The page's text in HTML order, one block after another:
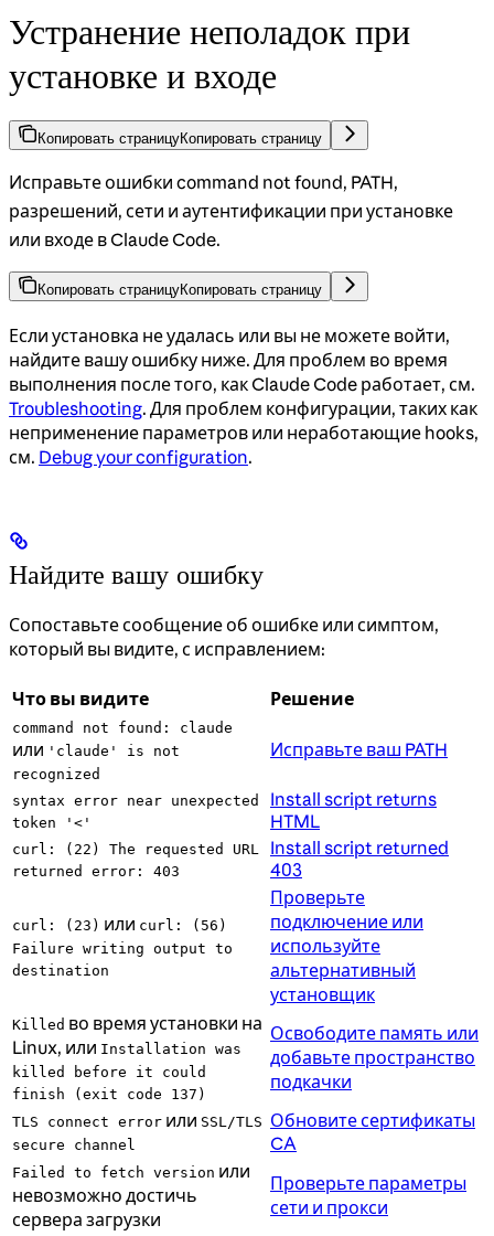
Устранение неполадок при
установке и входе
Копировать страницуКопировать страницу
Исправьте ошибки command not found, PATH,
разрешений, сети и аутентификации при установке
или входе в Claude Code.
Копировать страницуКопировать страницу
Если установка не удалась или вы не можете войти,
найдите вашу ошибку ниже. Для проблем во время
выполнения после того, как Claude Code работает, см.
Troubleshooting. Для проблем конфигурации, таких как
неприменение параметров или неработающие hooks,
см. Debug your configuration.
Найдите вашу ошибку
Сопоставьте сообщение об ошибке или симптом,
который вы видите, с исправлением:
Что вы видите Решение
command not found: claude
или 'claude' is not
recognized
Исправьте ваш PATH
syntax error near unexpected
token '<'
Install script returns
HTML
curl: (22) The requested URL
returned error: 403
Install script returned
403
curl: (23) или curl: (56)
Failure writing output to
destination
Проверьте
подключение или
используйте
альтернативный
установщик
Killed во время установки на
Linux, или Installation was
killed before it could
finish (exit code 137)
Освободите память или
добавьте пространство
подкачки
TLS connect error или SSL/TLS
secure channel
Обновите сертификаты
CA
Failed to fetch version или
невозможно достичь
сервера загрузки
Проверьте параметры
сети и прокси